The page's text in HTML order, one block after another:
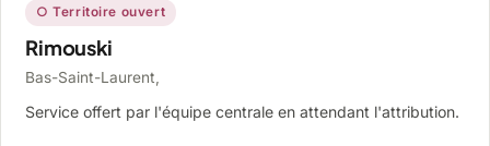
○ Territoire ouvert
Rimouski
Bas-Saint-Laurent,
Service offert par l'équipe centrale en attendant l'attribution.